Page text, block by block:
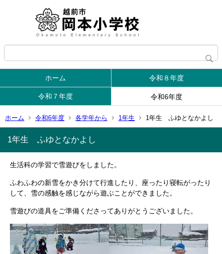
ホーム 令和８年度
令和７年度 令和6年度
ホーム 令和6年度 各学年から 1年生 1年生 ふゆとなかよし
1年生 ふゆとなかよし
生活科の学習で雪遊びをしました。
ふわふわの新雪をかき分けて行進したり、座ったり寝転がったり
して、雪の感触を感じながら遊ぶことができました。
雪遊びの道具をご準備くださってありがとうございました。